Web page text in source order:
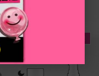
機能精華
強早C晚A